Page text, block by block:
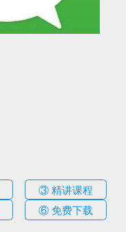
③ 精讲课程
⑥ 免费下载